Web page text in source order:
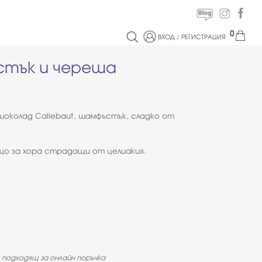
ВХОД /РЕГИСТРАЦИЯ 0
и череша
Callebaut, шамфъстък, сладко от
за хора страдащи от целиакия.
за онлайн поръчка